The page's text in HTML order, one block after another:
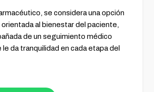
se considera una opción
al bienestar del paciente,
de un seguimiento médico
da tranquilidad en cada etapa del